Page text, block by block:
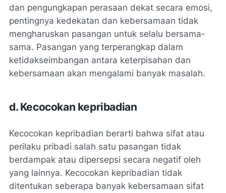
dan pengungkapan perasaan dekat secara emosi,
pentingnya kedekatan dan kebersamaan tidak
mengharuskan pasangan untuk selalu bersama-
sama. Pasangan yang terperangkap dalam
ketidakseimbangan antara keterpisahan dan
kebersamaan akan mengalami banyak masalah.
d. Kecocokan kepribadian
Kecocokan kepribadian berarti bahwa sifat atau
perilaku pribadi salah satu pasangan tidak
berdampak atau dipersepsi secara negatif oleh
yang lainnya. Kecocokan kepribadian tidak
ditentukan seberapa banyak kebersamaan sifat